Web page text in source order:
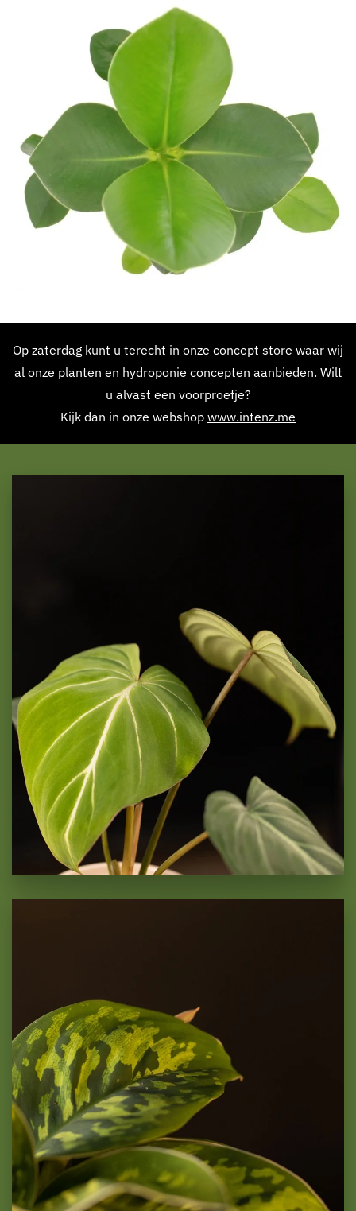
Op zaterdag kunt u terecht in onze concept store waar wij
al onze planten en hydroponie concepten aanbieden. Wilt
u alvast een voorproefje?
Kijk dan in onze webshop www.intenz.me
Philodendron Gloriosum
Homalomena Camouflage